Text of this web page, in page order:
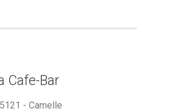
Cafe-Bar
- Camelle